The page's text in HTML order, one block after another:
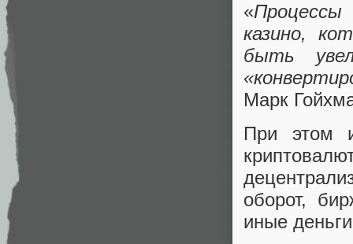
«
казино,
быть
Марк
При этом
оборот,
иные